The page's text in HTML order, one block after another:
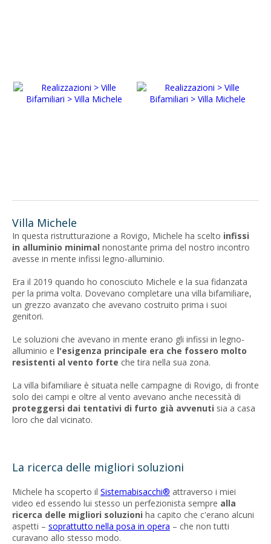
Villa Michele
In questa ristrutturazione a Rovigo, Michele ha scelto infissi
in alluminio minimal nonostante prima del nostro incontro
avesse in mente infissi legno-alluminio.
Era il 2019 quando ho conosciuto Michele e la sua fidanzata
per la prima volta. Dovevano completare una villa bifamiliare,
un grezzo avanzato che avevano costruito prima i suoi
genitori.
Le soluzioni che avevano in mente erano gli infissi in legno-
alluminio e l'esigenza principale era che fossero molto
resistenti al vento forte che tira nella sua zona.
La villa bifamiliare è situata nelle campagne di Rovigo, di fronte
solo dei campi e oltre al vento avevano anche necessità di
proteggersi dai tentativi di furto già avvenuti sia a casa
loro che dal vicinato.
La ricerca delle migliori soluzioni
Michele ha scoperto il Sistemabisacchi® attraverso i miei
video ed essendo lui stesso un perfezionista sempre alla
ricerca delle migliori soluzioni ha capito che c'erano alcuni
aspetti – soprattutto nella posa in opera – che non tutti
curavano allo stesso modo.